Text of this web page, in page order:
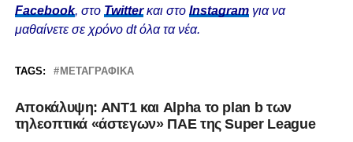
Facebook, στο Twitterκαι στο Instagram για να
μαθαίνετε σε χρόνο dt όλα τα νέα.
TAGS: ΜΕΤΑΓΡΑΦΙΚΆ
Αποκάλυψη: ΑΝΤ1 και Alpha το plan b των
τηλεοπτικά «άστεγων» ΠΑΕ της Super League